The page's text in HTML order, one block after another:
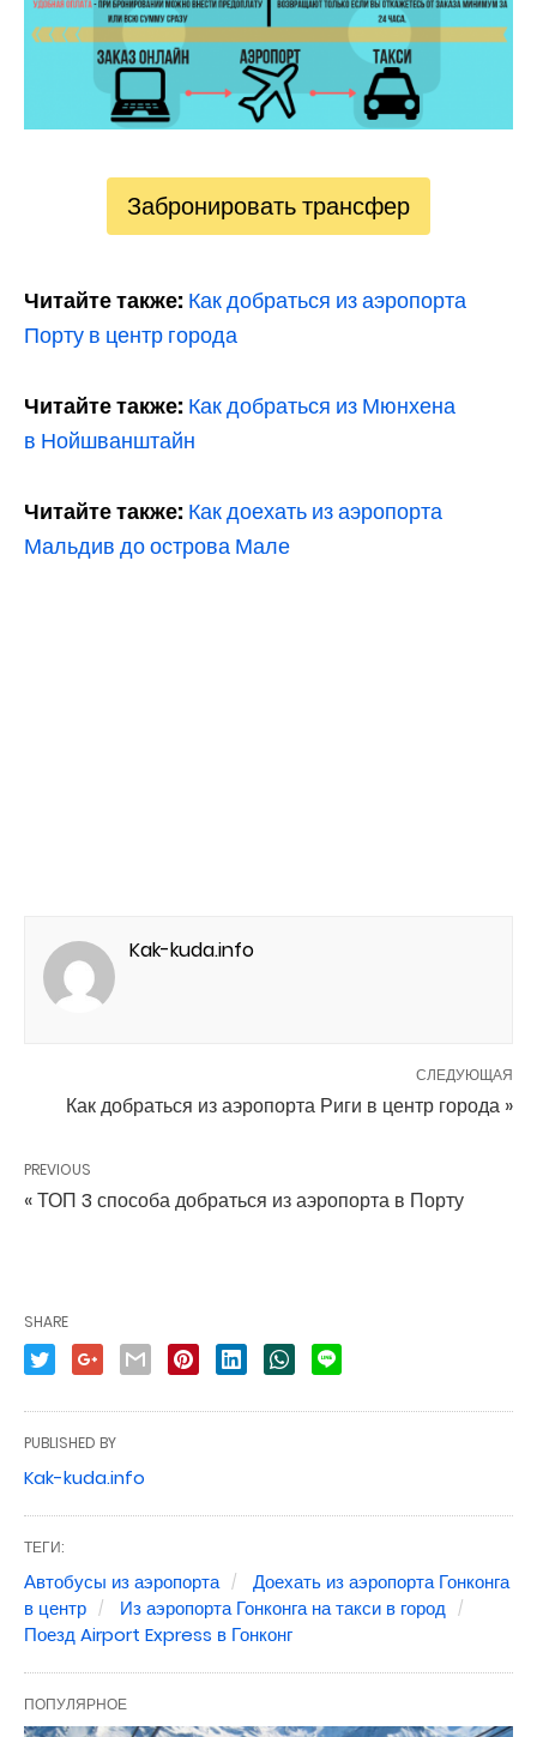
Забронировать трансфер
Читайте также: Как добраться из аэропорта
Порту в центр города
Читайте также: Как добраться из Мюнхена
в Нойшванштайн
Читайте также: Как доехать из аэропорта
Мальдив до острова Мале
Kak-kuda.info
СЛЕДУЮЩАЯ
Как добраться из аэропорта Риги в центр города »
PREVIOUS
« ТОП 3 способа добраться из аэропорта в Порту
SHARE
PUBLISHED BY
Kak-kuda.info
ТЕГИ:
Автобусы из аэропорта
Доехать из аэропорта Гонконга
в центр
Из аэропорта Гонконга на такси в город
Поезд Airport Express в Гонконг
ПОПУЛЯРНОЕ